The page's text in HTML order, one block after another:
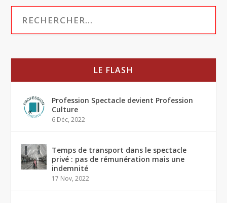
LE FLASH
Profession Spectacle devient Profession
Culture
6 Déc, 2022
Temps de transport dans le spectacle
privé : pas de rémunération mais une
indemnité
17 Nov, 2022